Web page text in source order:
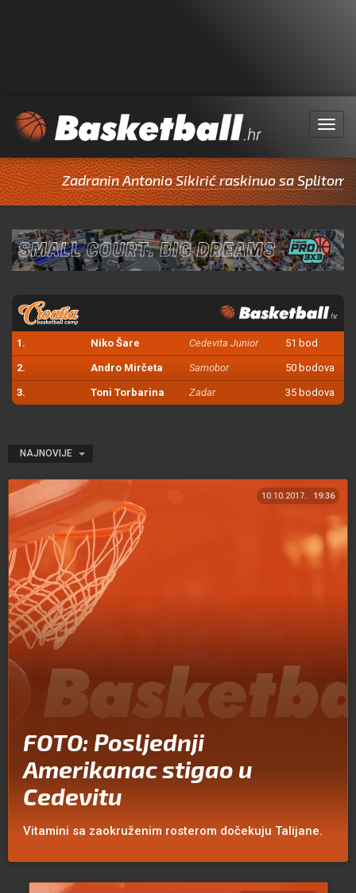
Menu
Zadranin Antonio Sikirić raskinuo sa Splitom pa
1. Niko Šare Cedevita Junior 51 bod
2. Andro Mirčeta Samobor 50 bodova
3. Toni Torbarina Zadar 35 bodova
NAJNOVIJE
10.10.2017. 19:36
FOTO: Posljednji
Amerikanac stigao u
Cedevitu
Vitamini sa zaokruženim rosterom dočekuju Talijane.